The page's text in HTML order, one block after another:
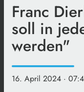
Franc
soll in
werden"
16. April 2024 ·